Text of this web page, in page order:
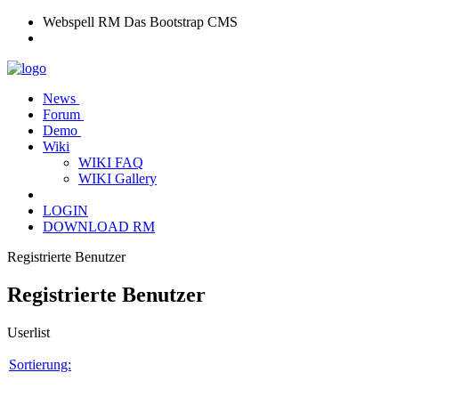
Webspell RM Das Bootstrap CMS
News
Forum
Demo
Wiki
WIKI FAQ
WIKI Gallery
LOGIN
DOWNLOAD RM
Registrierte Benutzer
Registrierte Benutzer
Userlist
Sortierung: